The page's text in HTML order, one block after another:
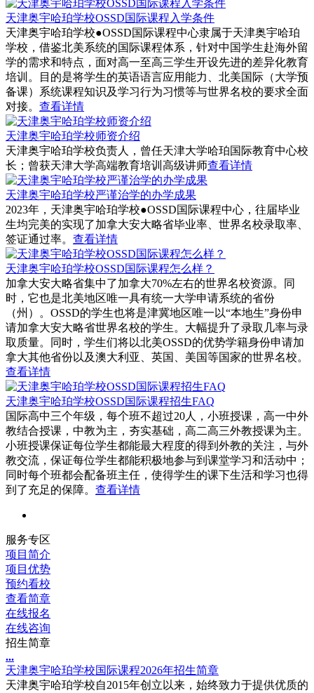
天津奥宇哈珀学校OSSD国际课程入学条件
天津奥宇哈珀学校●OSSD国际课程中心隶属于天津奥宇哈珀
学校，借鉴北美系统的国际课程体系，针对中国学生赴海外留
学的需求和特点，面对高一至高三学生开设先进的差异化教育
培训。目的是将学生的英语语言应用能力、北美国际（大学预
备课）系统课程知识及学习行为习惯等与世界名校的要求全面
对接。 查看详情
天津奥宇哈珀学校师资介绍
天津奥宇哈珀学校负责人，曾任天津大学哈珀国际教育中心校
长；曾获天津大学高端教育培训高级讲师查看详情
天津奥宇哈珀学校严谨治学的办学成果
2023年，天津奥宇哈珀学校●OSSD国际课程中心，往届毕业
生均完美的实现了加拿大安大略省毕业率、世界名校录取率、
签证通过率。 查看详情
天津奥宇哈珀学校OSSD国际课程怎么样？
加拿大安大略省集中了加拿大70%左右的世界名校资源。同
时，它也是北美地区唯一具有统一大学申请系统的省份
（州）。OSSD的学生也将是津冀地区唯一以“本地生”身份申
请加拿大安大略省世界名校的学生。大幅提升了录取几率与录
取质量。同时，学生们将以北美OSSD的优势学籍身份申请加
拿大其他省份以及澳大利亚、英国、美国等国家的世界名校。
查看详情
天津奥宇哈珀学校OSSD国际课程招生FAQ
国际高中三个年级，每个班不超过20人，小班授课，高一中外
教结合授课，中教为主，夯实基础，高二高三外教授课为主。
小班授课保证每位学生都能最大程度的得到外教的关注，与外
教交流，保证每位学生都能积极地参与到课堂学习和活动中；
同时每个班都会配备班主任，使得学生的课下生活和学习也得
到了充足的保障。 查看详情
服务专区
项目简介
项目优势
预约看校
查看简章
在线报名
在线咨询
招生简章
...
天津奥宇哈珀学校国际课程2026年招生简章
天津奥宇哈珀学校自2015年创立以来，始终致力于提供优质的